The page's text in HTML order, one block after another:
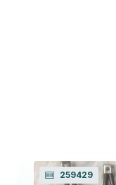
259429